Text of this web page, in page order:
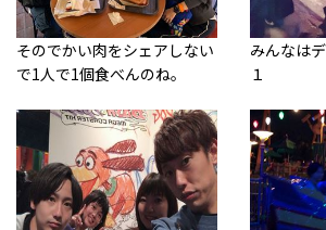
そのでかい肉をシェアしない
で1人で1個食べんのね。
みんなは
１